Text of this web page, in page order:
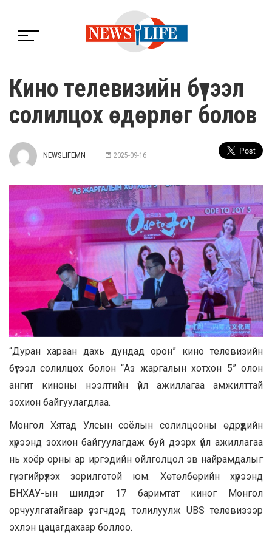
Кино телевизийн бүтээл
солилцох өдөрлөг болов
NEWSLIFEMN 2025-09-16
“Дуран хараан дахь дундад орон” кино телевизийн
бүтээл солилцох болон “Аз жаргалын хотхон 5” олон
ангит киноны нээлтийн үйл ажиллагаа амжилттай
зохион байгуулагдлаа.
Монгол Хятад Улсын соёлын солилцооны өдрүүдийн
хүрээнд зохион байгуулагдаж буй дээрх үйл ажиллагаа
нь хоёр орны ар иргэдийн ойлголцол эв найрамдалыг
гүнзгийрүүлэх зорилготой юм. Хөтөлбөрийн хүрээнд
БНХАУ-ын шилдэг 17 баримтат киног Монгол
орчуулгатайгаар үзэгчдэд толилуулж UBS телевизээр
эхлэн цацагдахаар боллоо.